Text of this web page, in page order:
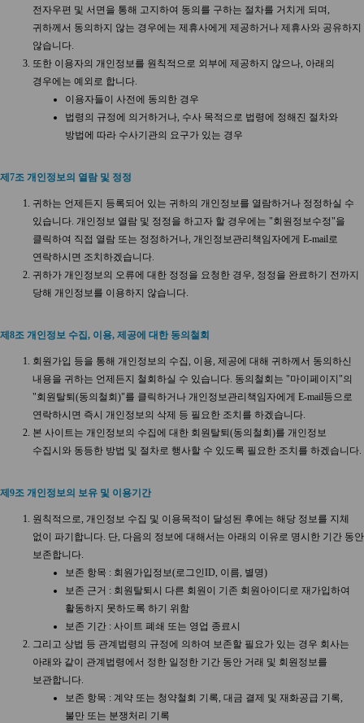
전자우편 및 서면을 통해 고지하여 동의를 구하는 절차를 거치게 되며,
귀하께서 동의하지 않는 경우에는 제휴사에게 제공하거나 제휴사와 공유하지
않습니다.
또한 이용자의 개인정보를 원칙적으로 외부에 제공하지 않으나, 아래의
경우에는 예외로 합니다.
이용자들이 사전에 동의한 경우
법령의 규정에 의거하거나, 수사 목적으로 법령에 정해진 절차와
방법에 따라 수사기관의 요구가 있는 경우
제7조 개인정보의 열람 및 정정
귀하는 언제든지 등록되어 있는 귀하의 개인정보를 열람하거나 정정하실 수
있습니다. 개인정보 열람 및 정정을 하고자 할 경우에는 "회원정보수정"을
클릭하여 직접 열람 또는 정정하거나, 개인정보관리책임자에게 E-mail로
연락하시면 조치하겠습니다.
귀하가 개인정보의 오류에 대한 정정을 요청한 경우, 정정을 완료하기 전까지
당해 개인정보를 이용하지 않습니다.
제8조 개인정보 수집, 이용, 제공에 대한 동의철회
회원가입 등을 통해 개인정보의 수집, 이용, 제공에 대해 귀하께서 동의하신
내용을 귀하는 언제든지 철회하실 수 있습니다. 동의철회는 "마이페이지"의
"회원탈퇴(동의철회)"를 클릭하거나 개인정보관리책임자에게 E-mail등으로
연락하시면 즉시 개인정보의 삭제 등 필요한 조치를 하겠습니다.
본 사이트는 개인정보의 수집에 대한 회원탈퇴(동의철회)를 개인정보
수집시와 동등한 방법 및 절차로 행사할 수 있도록 필요한 조치를 하겠습니다.
제9조 개인정보의 보유 및 이용기간
원칙적으로, 개인정보 수집 및 이용목적이 달성된 후에는 해당 정보를 지체
없이 파기합니다. 단, 다음의 정보에 대해서는 아래의 이유로 명시한 기간 동안
보존합니다.
보존 항목 : 회원가입정보(로그인ID, 이름, 별명)
보존 근거 : 회원탈퇴시 다른 회원이 기존 회원아이디로 재가입하여
활동하지 못하도록 하기 위함
보존 기간 : 사이트 폐쇄 또는 영업 종료시
그리고 상법 등 관계법령의 규정에 의하여 보존할 필요가 있는 경우 회사는
아래와 같이 관계법령에서 정한 일정한 기간 동안 거래 및 회원정보를
보관합니다.
보존 항목 : 계약 또는 청약철회 기록, 대금 결제 및 재화공급 기록,
불만 또는 분쟁처리 기록